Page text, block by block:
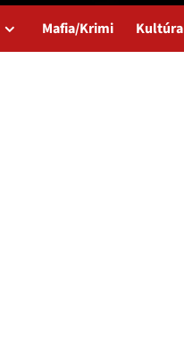
Mafia/Krimi Kultúra